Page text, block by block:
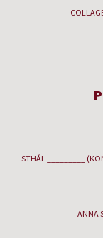
STHÅL _________
ANNA